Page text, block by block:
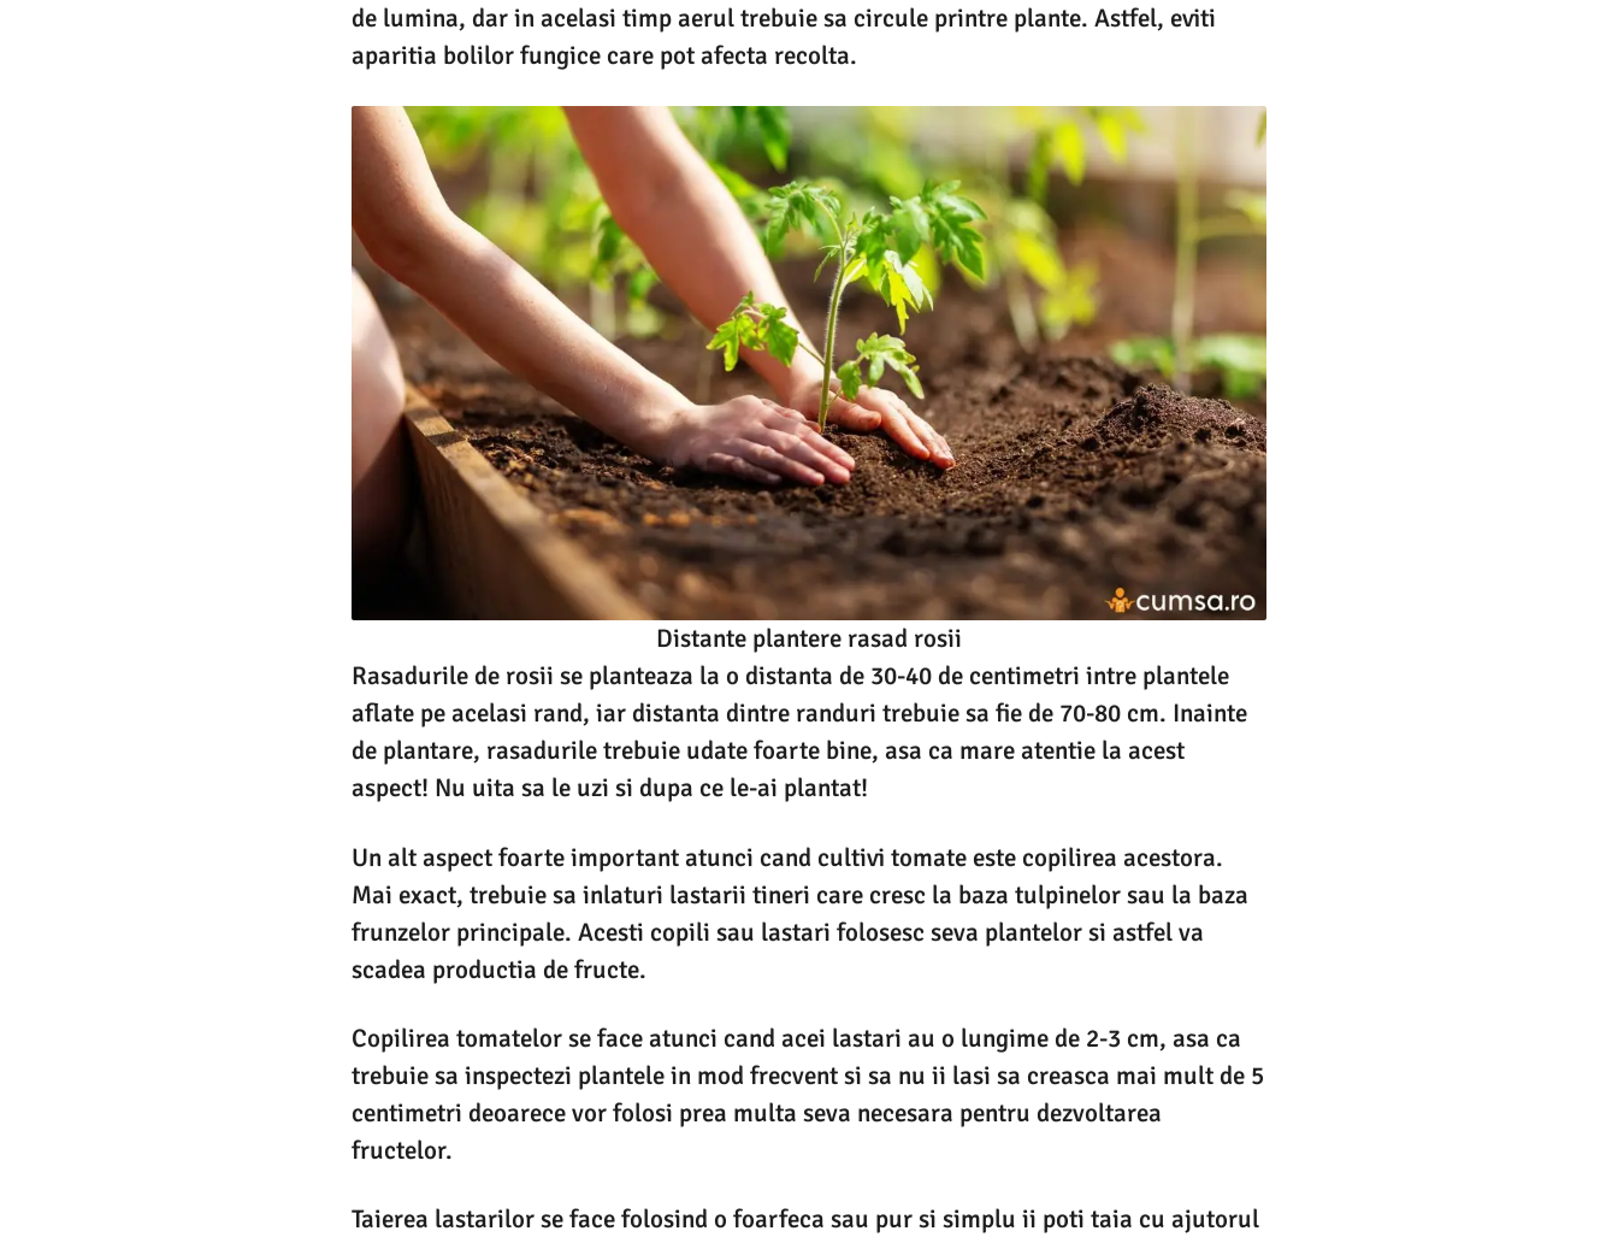
de lumina, dar in acelasi timp aerul trebuie sa circule printre plante. Astfel, eviti
aparitia bolilor fungice care pot afecta recolta.
Distante plantere rasad rosii
Rasadurile de rosii se planteaza la o distanta de 30-40 de centimetri intre plantele
aflate pe acelasi rand, iar distanta dintre randuri trebuie sa fie de 70-80 cm. Inainte
de plantare, rasadurile trebuie udate foarte bine, asa ca mare atentie la acest
aspect! Nu uita sa le uzi si dupa ce le-ai plantat!
Un alt aspect foarte important atunci cand cultivi tomate este copilirea acestora.
Mai exact, trebuie sa inlaturi lastarii tineri care cresc la baza tulpinelor sau la baza
frunzelor principale. Acesti copili sau lastari folosesc seva plantelor si astfel va
scadea productia de fructe.
Copilirea tomatelor se face atunci cand acei lastari au o lungime de 2-3 cm, asa ca
trebuie sa inspectezi plantele in mod frecvent si sa nu ii lasi sa creasca mai mult de 5
centimetri deoarece vor folosi prea multa seva necesara pentru dezvoltarea
fructelor.
Taierea lastarilor se face folosind o foarfeca sau pur si simplu ii poti taia cu ajutorul